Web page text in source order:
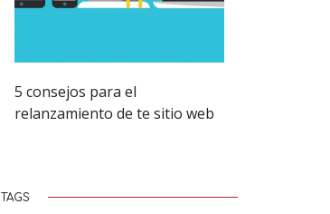
5 consejos para el
relanzamiento de te sitio web
TAGS